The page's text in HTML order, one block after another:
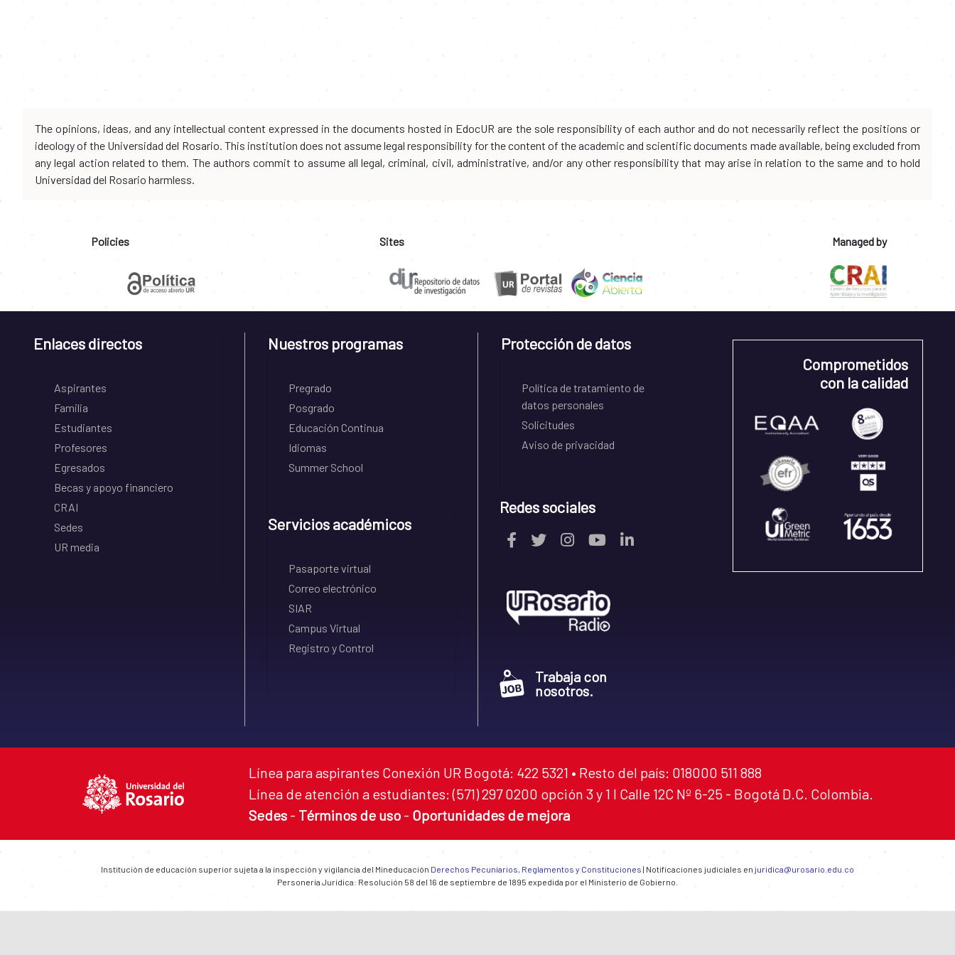
The opinions, ideas, and any intellectual content expressed in the documents hosted in EdocUR are the sole responsibility of each author and do not necessarily reflect the positions or
ideology of the Universidad del Rosario. This institution does not assume legal responsibility for the content of the academic and scientific documents made available, being excluded from
any legal action related to them. The authors commit to assume all legal, criminal, civil, administrative, and/or any other responsibility that may arise in relation to the same and to hold
Universidad del Rosario harmless.
Policies Sites Managed by
Enlaces directos
Aspirantes
Familia
Estudiantes
Profesores
Egresados
Becas y apoyo financiero
CRAI
Sedes
UR media
Nuestros programas
Pregrado
Posgrado
Educación Continua
Idiomas
Summer School
Servicios académicos
Pasaporte virtual
Correo electrónico
SIAR
Campus Virtual
Registro y Control
Protección de datos
Política de tratamiento de
datos personales
Solicitudes
Aviso de privacidad
Redes sociales
Trabaja con
nosotros.
Comprometidos
con la calidad
Línea para aspirantes Conexión UR Bogotá: 422 5321 • Resto del país: 018000 511 888
Línea de atención a estudiantes: (571) 297 0200 opción 3 y 1 I Calle 12C Nº 6-25 - Bogotá D.C. Colombia.
Sedes - Términos de uso - Oportunidades de mejora
Institución de educación superior sujeta a la inspección y vigilancia del Mineducación Derechos Pecuniarios, Reglamentos y Constituciones | Notificaciones judiciales en juridica@urosario.edu.co
Personería Jurídica: Resolución 58 del 16 de septiembre de 1895 expedida por el Ministerio de Gobierno.